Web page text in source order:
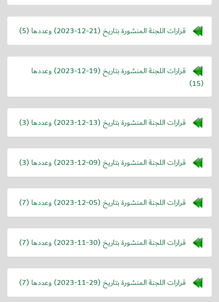
قرارات اللجنة المنشورة بتاريخ (2023-12-21) وعددها (5)
قرارات اللجنة المنشورة بتاريخ (2023-12-19) وعددها
(15)
قرارات اللجنة المنشورة بتاريخ (2023-12-13) وعددها (3)
قرارات اللجنة المنشورة بتاريخ (2023-12-09) وعددها (3)
قرارات اللجنة المنشورة بتاريخ (2023-12-05) وعددها (7)
قرارات اللجنة المنشورة بتاريخ (2023-11-30) وعددها (7)
قرارات اللجنة المنشورة بتاريخ (2023-11-29) وعددها (7)